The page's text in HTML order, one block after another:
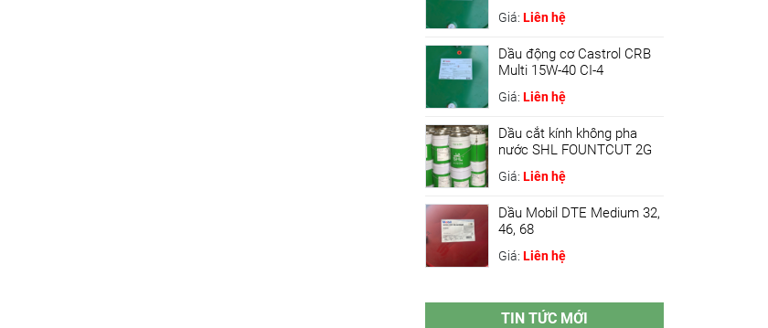
Giá: Liên hệ
Dầu động cơ Castrol CRB
Multi 15W-40 CI-4
Giá: Liên hệ
Dầu cắt kính không pha
nước SHL FOUNTCUT 2G
Giá: Liên hệ
Dầu Mobil DTE Medium 32,
46, 68
Giá: Liên hệ
TIN TỨC MỚI